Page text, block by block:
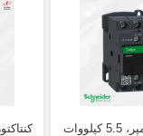
کنتاکتور 12 آمپر، 5.5 کیلووات